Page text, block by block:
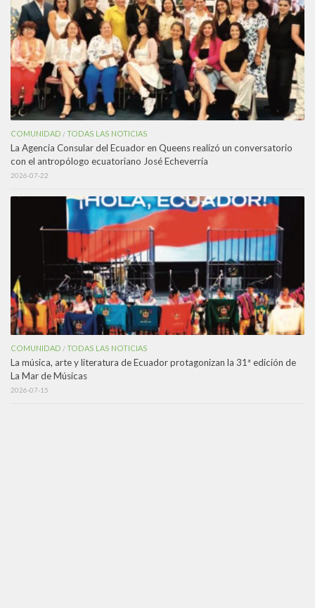
COMUNIDAD /TODAS LAS NOTICIAS
La Agencia Consular del Ecuador en Queens realizó un conversatorio
con el antropólogo ecuatoriano José Echeverría
2026-07-22
COMUNIDAD /TODAS LAS NOTICIAS
La música, arte y literatura de Ecuador protagonizan la 31ª edición de
La Mar de Músicas
2026-07-15